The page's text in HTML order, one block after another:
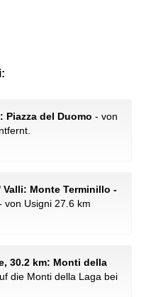
Piazza del Duomo - von
Valli: Monte Terminillo -
von Usigni 27.6 km
30.2 km: Monti della
die Monti della Laga bei